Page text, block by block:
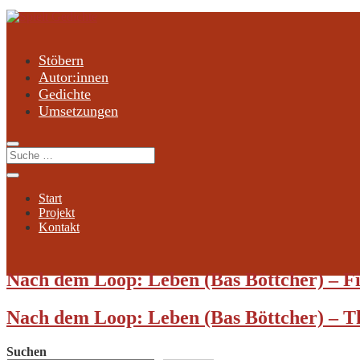
Stöbern
Autor:innen
Gedichte
Umsetzungen
Start
Projekt
Kontakt
Nach dem Loop: Leben (Bas Böttcher) –
Nach dem Loop: Leben (Bas Böttcher) –
Suchen